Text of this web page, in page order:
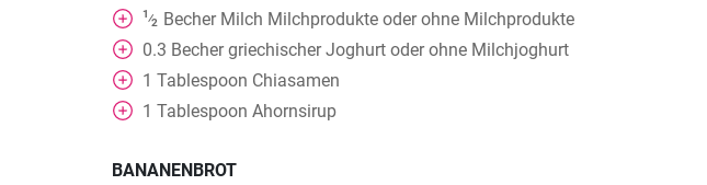
1⁄2 Becher Milch Milchprodukte oder ohne Milchprodukte
0.3 Becher griechischer Joghurt oder ohne Milchjoghurt
1 Tablespoon Chiasamen
1 Tablespoon Ahornsirup
BANANENBROT